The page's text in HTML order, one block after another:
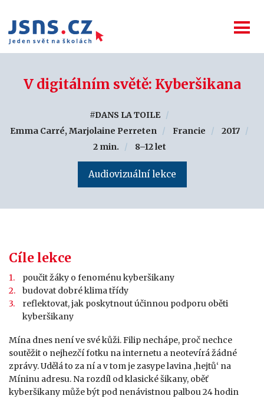
V digitálním světě: Kyberšikana
#DANS LA TOILE
Emma Carré, Marjolaine Perreten
Francie
2017
2 min.
8–12 let
Audiovizuální lekce
Cíle lekce
poučit žáky o fenoménu kyberšikany
budovat dobré klima třídy
reflektovat, jak poskytnout účinnou podporu oběti
kyberšikany
Mína dnes není ve své kůži. Filip nechápe, proč nechce
soutěžit o nejhezčí fotku na internetu a neotevírá žádné
zprávy. Udělá to za ní a v tom je zasype lavina ‚hejtů‘ na
Míninu adresu. Na rozdíl od klasické šikany, oběť
kyberšikany může být pod nenávistnou palbou 24 hodin